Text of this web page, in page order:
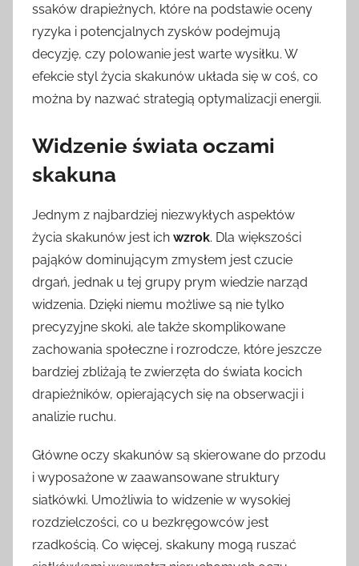
ssaków drapieżnych, które na podstawie oceny
ryzyka i potencjalnych zysków podejmują
decyzję, czy polowanie jest warte wysiłku. W
efekcie styl życia skakunów układa się w coś, co
można by nazwać strategią optymalizacji energii.
Widzenie świata oczami
skakuna
Jednym z najbardziej niezwykłych aspektów
życia skakunów jest ich wzrok. Dla większości
pająków dominującym zmysłem jest czucie
drgań, jednak u tej grupy prym wiedzie narząd
widzenia. Dzięki niemu możliwe są nie tylko
precyzyjne skoki, ale także skomplikowane
zachowania społeczne i rozrodcze, które jeszcze
bardziej zbliżają te zwierzęta do świata kocich
drapieżników, opierających się na obserwacji i
analizie ruchu.
Główne oczy skakunów są skierowane do przodu
i wyposażone w zaawansowane struktury
siatkówki. Umożliwia to widzenie w wysokiej
rozdzielczości, co u bezkręgowców jest
rzadkością. Co więcej, skakuny mogą ruszać